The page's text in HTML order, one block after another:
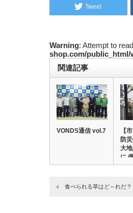
Tweet
Warning: Attempt to
shop.com/public_html/
関連記事
VONDS通信 vol.7
【
防
大
に
食べられる草はど～れだ？